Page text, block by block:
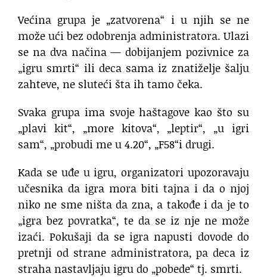
Većina grupa je „zatvorena“ i u njih se ne
može ući bez odobrenja administratora. Ulazi
se na dva načina — dobijanjem pozivnice za
„igru smrti“ ili deca sama iz znatiželje šalju
zahteve, ne sluteći šta ih tamo čeka.
Svaka grupa ima svoje haštagove kao što su
„plavi kit“, „more kitova“, „leptir“, „u igri
sam“, „probudi me u 4.20“, „F58“i drugi.
Kada se uđe u igru, organizatori upozoravaju
učesnika da igra mora biti tajna i da o njoj
niko ne sme ništa da zna, a takođe i da je to
„igra bez povratka“, te da se iz nje ne može
izaći. Pokušaji da se igra napusti dovode do
pretnji od strane administratora, pa deca iz
straha nastavljaju igru do „pobede“ tj. smrti.